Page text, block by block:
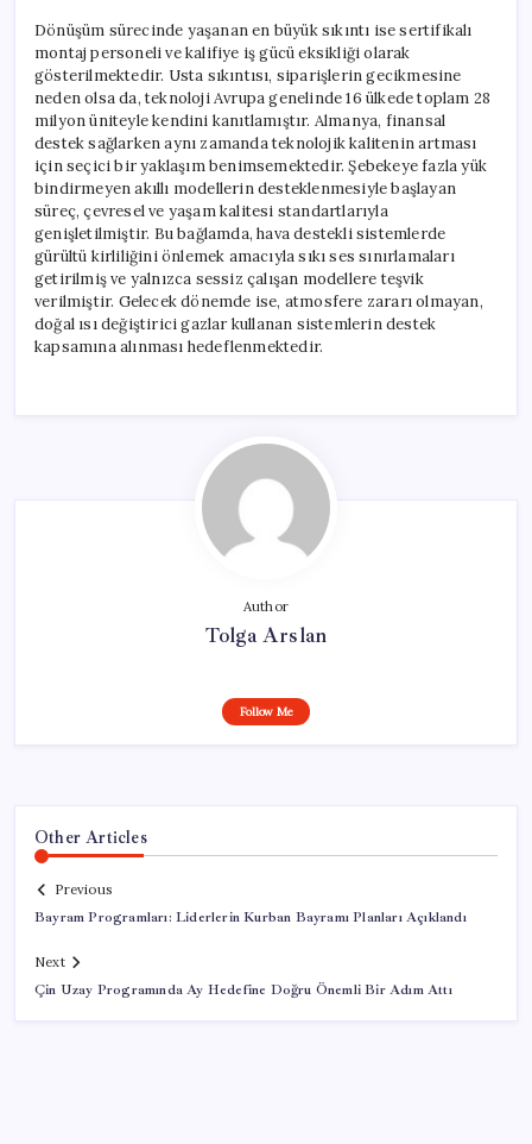
Dönüşüm sürecinde yaşanan en büyük sıkıntı ise sertifikalı
montaj personeli ve kalifiye iş gücü eksikliği olarak
gösterilmektedir. Usta sıkıntısı, siparişlerin gecikmesine
neden olsa da, teknoloji Avrupa genelinde 16 ülkede toplam 28
milyon üniteyle kendini kanıtlamıştır. Almanya, finansal
destek sağlarken aynı zamanda teknolojik kalitenin artması
için seçici bir yaklaşım benimsemektedir. Şebekeye fazla yük
bindirmeyen akıllı modellerin desteklenmesiyle başlayan
süreç, çevresel ve yaşam kalitesi standartlarıyla
genişletilmiştir. Bu bağlamda, hava destekli sistemlerde
gürültü kirliliğini önlemek amacıyla sıkı ses sınırlamaları
getirilmiş ve yalnızca sessiz çalışan modellere teşvik
verilmiştir. Gelecek dönemde ise, atmosfere zararı olmayan,
doğal ısı değiştirici gazlar kullanan sistemlerin destek
kapsamına alınması hedeflenmektedir.
Author
Tolga Arslan
Follow Me
Other Articles
Previous
Bayram Programları: Liderlerin Kurban Bayramı Planları Açıklandı
Next
Çin Uzay Programında Ay Hedefine Doğru Önemli Bir Adım Attı